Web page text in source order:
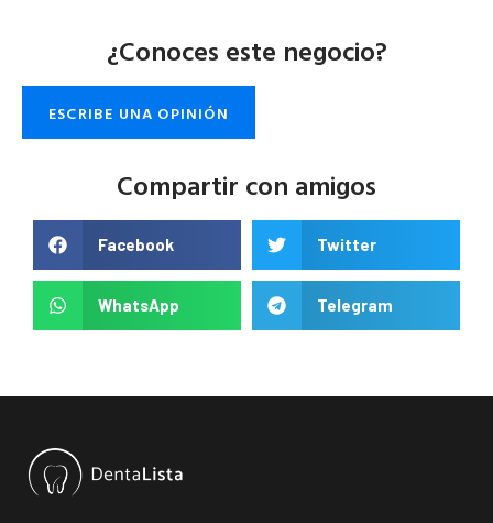
¿Conoces este negocio?
ESCRIBE UNA OPINIÓN
Compartir con amigos
Facebook Twitter
WhatsApp Telegram